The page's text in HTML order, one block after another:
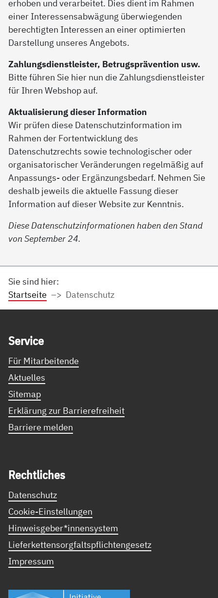
erhoben und verarbeitet. Dies dient im Rahmen
einer Interessensabwägung überwiegenden
berechtigten Interessen an einer optimierten
Darstellung unseres Angebots.
Zahlungsdienstleister, Betrugsprävention usw.
Bitte führen Sie hier nun die Zahlungsdienstleister
für Ihren Webshop auf.
Aktualisierung dieser Information
Wir prüfen diese Datenschutzinformation im
Rahmen der Fortentwicklung des
Datenschutzrechts sowie technologischer oder
organisatorischer Veränderungen regelmäßig auf
Anpassungs- oder Ergänzungsbedarf. Nehmen Sie
deshalb jeweils die aktuelle Fassung dieser
Information auf dieser Website zur Kenntnis.
Diese Datenschutzinformationen haben den Stand
von September 24.
Sie sind hier:
Startseite
Datenschutz
Ser­vice
Für Mitarbeitende
Aktuelles
Sitemap
Erklärung zur Barrierefreiheit
Barriere melden
Recht­li­ches
Datenschutz
Cookie-Einstellungen
Hinweisgeber*innensystem
Lieferkettensorgfaltspflichtengesetz
Impressum